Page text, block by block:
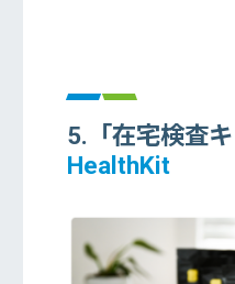
5.「在宅検査キ
HealthKit